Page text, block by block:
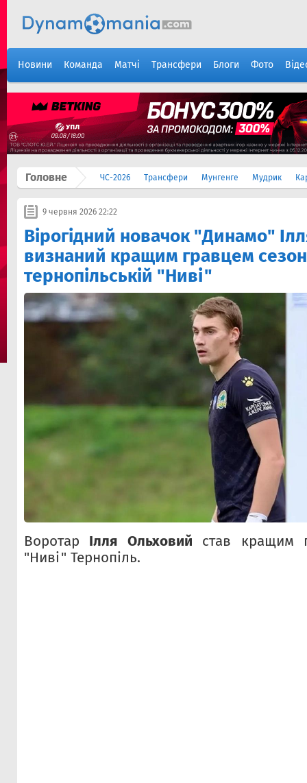
Новини Команда Матчі Трансфери Блоги Фото
Головне ЧС-2026 Трансфери Мунгенге Мудрик
9 червня 2026 22:22
Вірогідний новачок "Динамо"
визнаний кращим гравцем
тернопільській "Ниві"
Воротар Ілля Ольховий став кращим
"Ниві" Тернопіль.